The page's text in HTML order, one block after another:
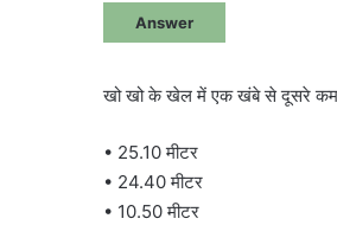
Answer
खो खो के खेल में एक खंबे से दूसरे कमरे
• 25.10 मीटर
• 24.40 मीटर
• 10.50 मीटर